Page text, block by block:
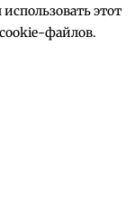
этот
cookie-файлов.